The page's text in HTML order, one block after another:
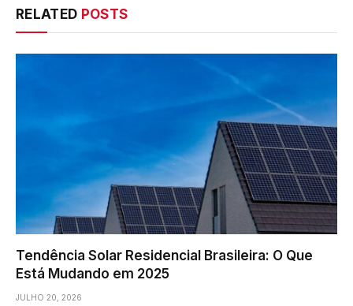
RELATED POSTS
Tendência Solar Residencial Brasileira: O Que
Está Mudando em 2025
JULHO 20, 2026